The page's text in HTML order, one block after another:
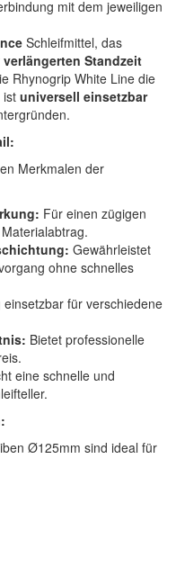
mit dem jeweiligen
Schleifmittel, das
verlängerten Standzeit
Rhynogrip White Line die
ist universell einsetzbar
Merkmalen der
Für einen zügigen
Gewährleistet
ohne schnelles
einsetzbar für verschiedene
Bietet professionelle
eine schnelle und
Ø125mm sind ideal für